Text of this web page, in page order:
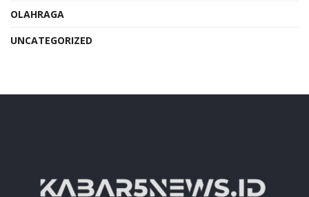
OLAHRAGA
UNCATEGORIZED